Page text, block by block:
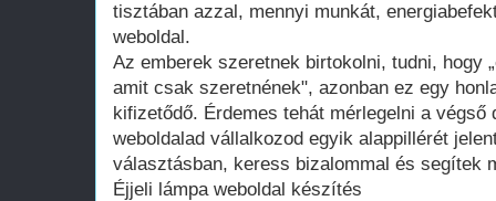
tisztában azzal, mennyi munkát,
weboldal.
Az emberek szeretnek birtokolni, tudni, hogy
amit csak szeretnének", azonban ez egy
kifizetődő. Érdemes tehát mérlegelni a végső
weboldalad vállalkozod egyik alappillérét
választásban, keress bizalommal és segítek
Éjjeli lámpa weboldal készítés